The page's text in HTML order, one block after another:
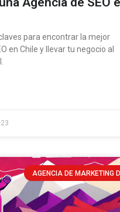
para encontrar la mejor
en Chile y llevar tu negocio al
AGENCIA DE MARKETING